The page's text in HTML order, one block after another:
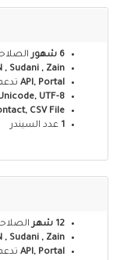
6 شهور
, Sudani , Zain
API, Portal
UTF-8
CSV File
1 عدد السيندر
12 شهر
, Sudani , Zain
API, Portal